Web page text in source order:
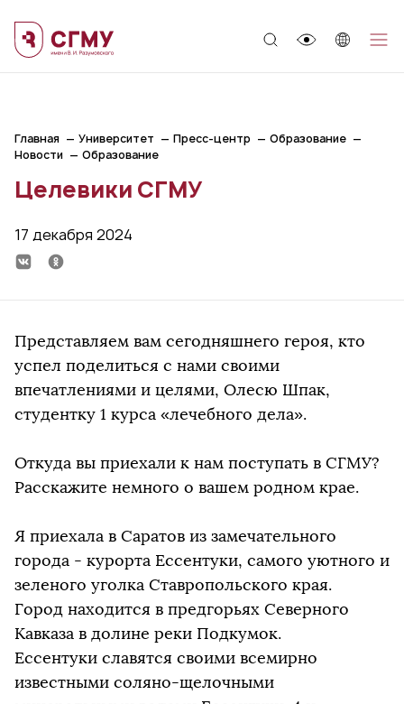
Главная Университет Пресс-центр
Образование
Новости
Образование
Целевики СГМУ
17 декабря 2024
Представляем вам сегодняшнего героя, кто
успел поделиться с нами своими
впечатлениями и целями, Олесю Шпак,
студентку 1 курса «лечебного дела».
Откуда вы приехали к нам поступать в СГМУ?
Расскажите немного о вашем родном крае.
Я приехала в Саратов из замечательного
города - курорта Ессентуки, самого уютного и
зеленого уголка Ставропольского края.
Город находится в предгорьях Северного
Кавказа в долине реки Подкумок.
Ессентуки славятся своими всемирно
известными соляно-щелочными